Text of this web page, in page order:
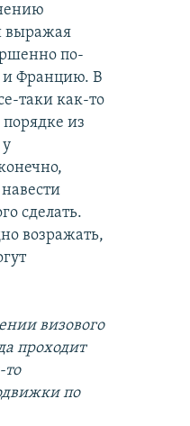
выражая
по-
и Францию. В
таки как-то
из
сделать.
возражать,
визового
проходит
то
по